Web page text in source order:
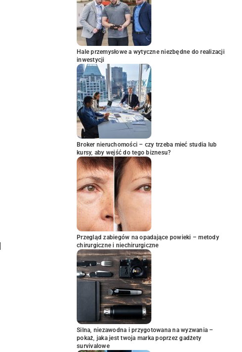
Hale przemysłowe a wytyczne niezbędne do realizacji
inwestycji
Broker nieruchomości – czy trzeba mieć studia lub
kursy, aby wejść do tego biznesu?
Przegląd zabiegów na opadające powieki – metody
chirurgiczne i niechirurgiczne
Silna, niezawodna i przygotowana na wyzwania –
pokaż, jaka jest twoja marka poprzez gadżety
survivalowe